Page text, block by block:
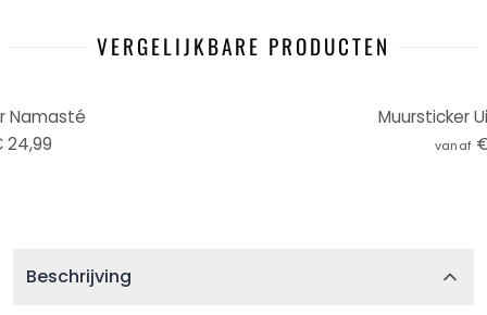
VERGELIJKBARE PRODUCTEN
Namasté
24,99
Muursticker
vanaf
Beschrijving